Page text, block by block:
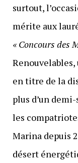
surtout,
mérite aux
« Concours des
en titre de la
plus d’un
les
Marina depuis
désert